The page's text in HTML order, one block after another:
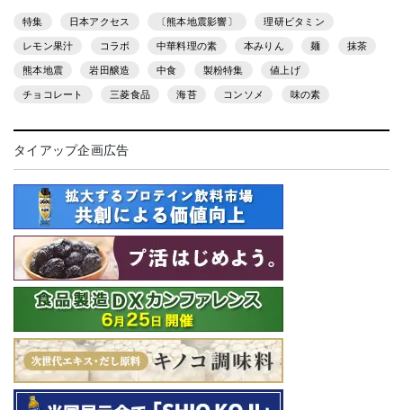
特集 日本アクセス 〔熊本地震影響〕 理研ビタミン
レモン果汁 コラボ 中華料理の素 本みりん 麺 抹茶
熊本地震 岩田醸造 中食 製粉特集 値上げ
チョコレート 三菱食品 海苔 コンソメ 味の素
タイアップ企画広告